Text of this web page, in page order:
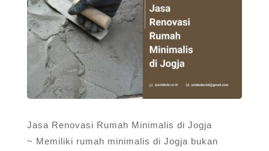
Jasa Renovasi Rumah Minimalis di Jogja
~ Memiliki rumah minimalis di Jogja bukan